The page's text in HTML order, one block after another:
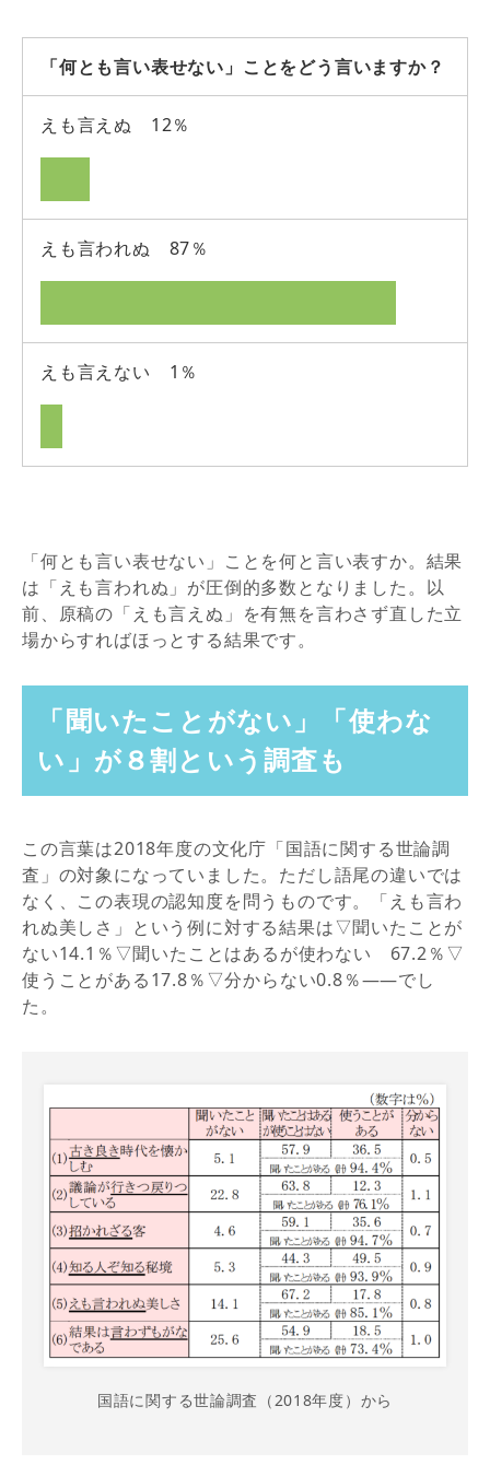
「何とも言い表せない」ことをどう言いますか？
えも言えぬ 12％
えも言われぬ 87％
えも言えない 1％
「何とも言い表せない」ことを何と言い表すか。結果
は「えも言われぬ」が圧倒的多数となりました。以
前、原稿の「えも言えぬ」を有無を言わさず直した立
場からすればほっとする結果です。
「聞いたことがない」「使わな
い」が８割という調査も
この言葉は2018年度の文化庁「国語に関する世論調
査」の対象になっていました。ただし語尾の違いでは
なく、この表現の認知度を問うものです。「えも言わ
れぬ美しさ」という例に対する結果は▽聞いたことが
ない14.1％▽聞いたことはあるが使わない 67.2％▽
使うことがある17.8％▽分からない0.8％――でし
た。
国語に関する世論調査（2018年度）から